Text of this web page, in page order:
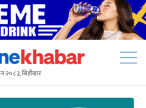
२०८३, बिहीबार